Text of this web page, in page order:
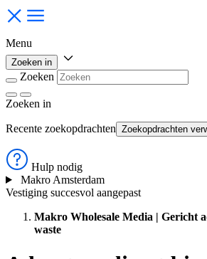
Menu
Zoeken in
Zoeken
Zoeken in
Recente zoekopdrachten Zoekopdrachten
Hulp nodig
Makro Amsterdam
Vestiging succesvol aangepast
Makro Wholesale Media | Gericht
waste